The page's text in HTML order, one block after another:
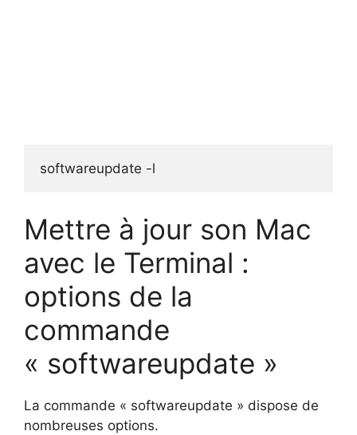
softwareupdate -l
Mettre à jour son Mac
avec le Terminal :
options de la
commande
« softwareupdate »
La commande « softwareupdate » dispose de
nombreuses options.